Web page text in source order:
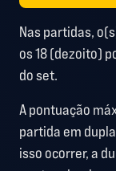
Nas partidas,
os 18 (dezoito)
do set.
A pontuação
partida em
isso ocorrer, a